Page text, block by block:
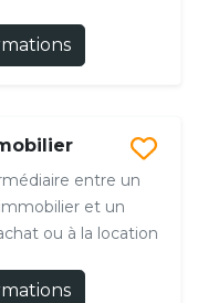
entre un
et un
ou à la location